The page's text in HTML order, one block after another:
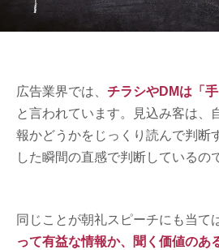
広告業界では、 チラシやDMは「
と言われています。見込み客は、
報かどうかをじっくり読んで判断
した瞬間の直感で判断しているの
同じことが朝礼スピーチにも当て
って有益な情報か、聞く価値のあ